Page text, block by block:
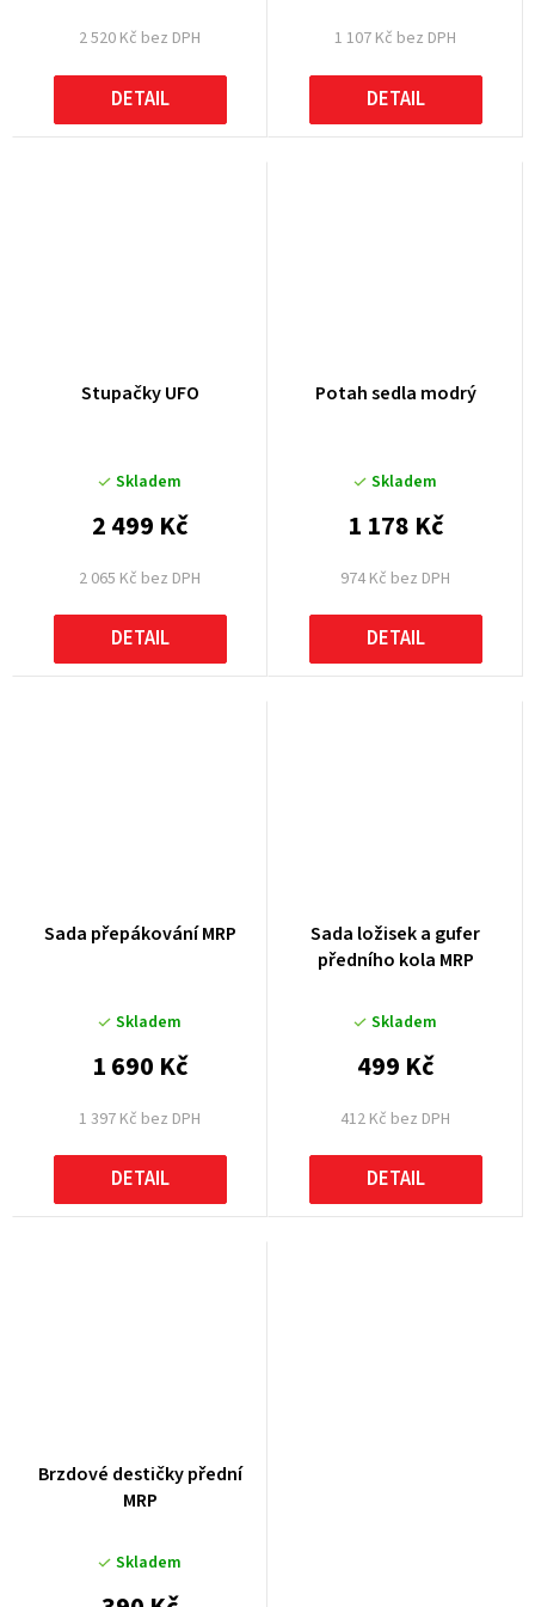
2 520 Kč bez DPH
DETAIL
1 107 Kč bez DPH
DETAIL
Stupačky UFO
Skladem
2 065 Kč bez DPH
2 499 Kč
DETAIL
Potah sedla modrý
Skladem
974 Kč bez DPH
1 178 Kč
DETAIL
Sada přepákování MRP
Skladem
1 397 Kč bez DPH
1 690 Kč
DETAIL
Sada ložisek a gufer
předního kola MRP
Skladem
412 Kč bez DPH
499 Kč
DETAIL
Brzdové destičky přední
MRP
Skladem